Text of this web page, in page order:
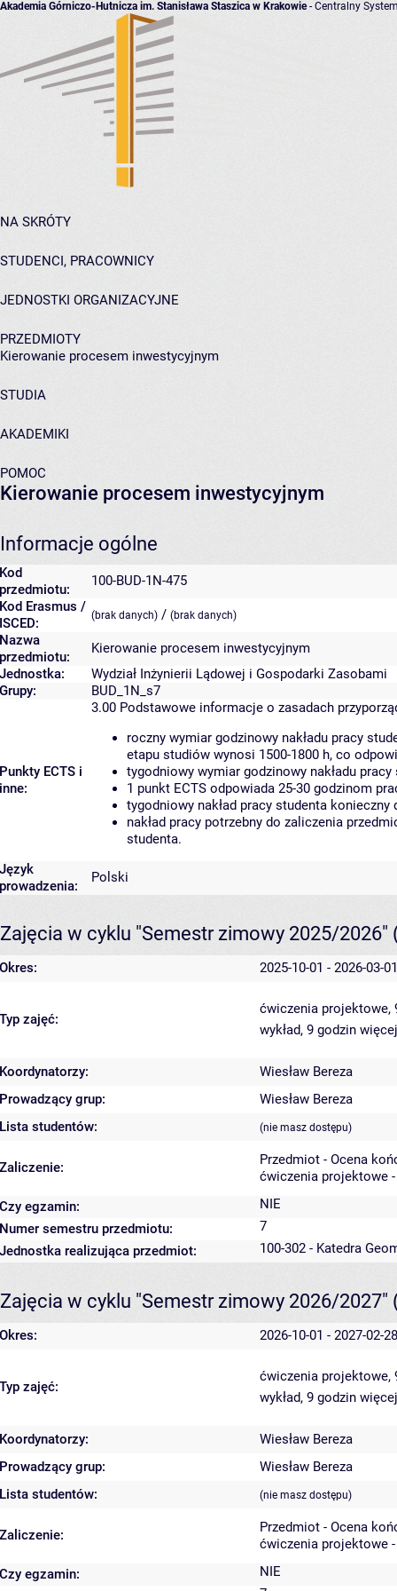
Akademia Górniczo-Hutnicza im. Stanisława Staszica w Krakowie- Centralny
NA SKRÓTY
STUDENCI, PRACOWNICY
JEDNOSTKI ORGANIZACYJNE
PRZEDMIOTY
Kierowanie procesem inwestycyjnym
STUDIA
AKADEMIKI
POMOC
Kierowanie procesem inwestycyjnym
Informacje ogólne
Kod
przedmiotu:
100-BUD-1N-475
Kod Erasmus /
ISCED:
(brak danych) / (brak danych)
Nazwa
przedmiotu:
Kierowanie procesem inwestycyjnym
Jednostka:
Wydział Inżynierii Lądowej i Gospodarki Zasobami
Grupy:
BUD_1N_s7
Punkty ECTS i
inne:
3.00 Podstawowe informacje o zasadach
roczny wymiar godzinowy nakładu pracy
etapu studiów wynosi 1500-1800 h, co
tygodniowy wymiar godzinowy nakładu
1 punkt ECTS odpowiada 25-30 godzinom
tygodniowy nakład pracy studenta
nakład pracy potrzebny do zaliczenia
studenta.
Język
prowadzenia:
Polski
Zajęcia w cyklu "Semestr zimowy 2025/2026"
Okres: 2025-10-01 - 2026-03-01
Typ zajęć:
ćwiczenia projektowe,
wykład, 9 godzin
Koordynatorzy:
Wiesław Bereza
Prowadzący grup:
Wiesław Bereza
Lista studentów:
(nie masz dostępu)
Zaliczenie:
Przedmiot - Ocena
ćwiczenia projektowe
Czy egzamin:
NIE
Numer semestru przedmiotu:
7
Jednostka realizująca przedmiot:
100-302 - Katedra
Zajęcia w cyklu "Semestr zimowy 2026/2027"
Okres: 2026-10-01 - 2027-02-28
Typ zajęć:
ćwiczenia projektowe,
wykład, 9 godzin
Koordynatorzy:
Wiesław Bereza
Prowadzący grup:
Wiesław Bereza
Lista studentów:
(nie masz dostępu)
Zaliczenie:
Przedmiot - Ocena
ćwiczenia projektowe
Czy egzamin:
NIE